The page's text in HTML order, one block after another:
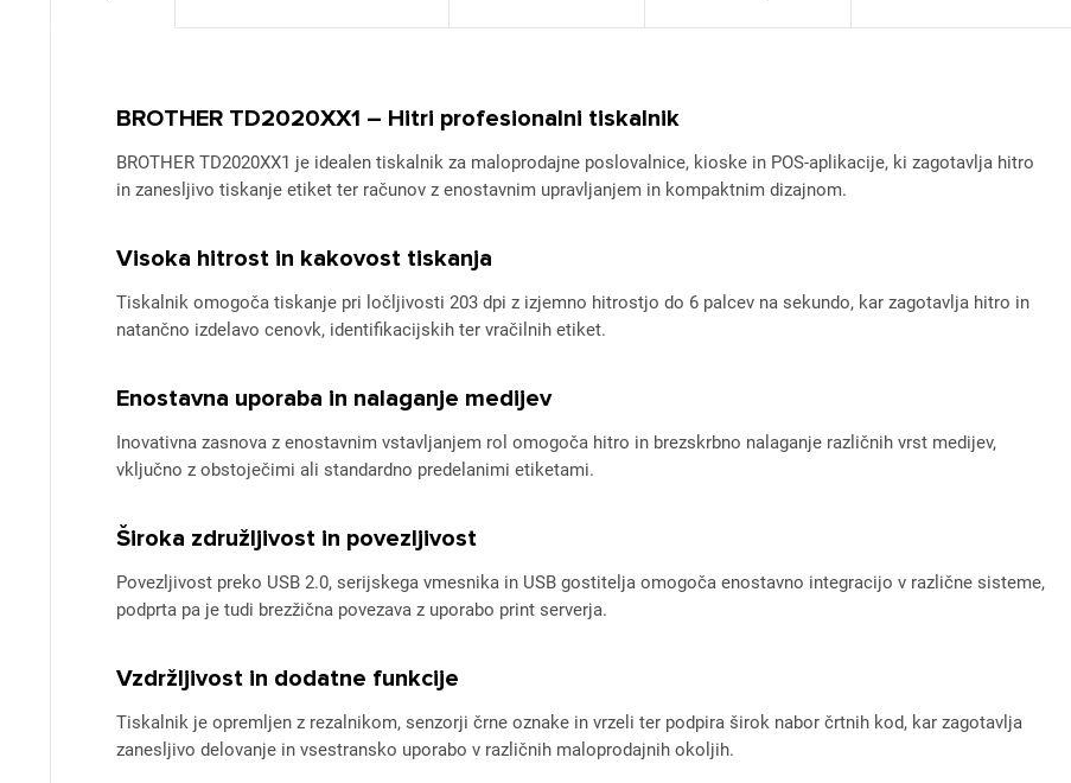
BROTHER TD2020XX1 – Hitri profesionalni tiskalnik
BROTHER TD2020XX1 je idealen tiskalnik za maloprodajne poslovalnice, kioske in POS-aplikacije, ki zagotavlja hitro
in zanesljivo tiskanje etiket ter računov z enostavnim upravljanjem in kompaktnim dizajnom.
Visoka hitrost in kakovost tiskanja
Tiskalnik omogoča tiskanje pri ločljivosti 203 dpi z izjemno hitrostjo do 6 palcev na sekundo, kar zagotavlja hitro in
natančno izdelavo cenovk, identifikacijskih ter vračilnih etiket.
Enostavna uporaba in nalaganje medijev
Inovativna zasnova z enostavnim vstavljanjem rol omogoča hitro in brezskrbno nalaganje različnih vrst medijev,
vključno z obstoječimi ali standardno predelanimi etiketami.
Široka združljivost in povezljivost
Povezljivost preko USB 2.0, serijskega vmesnika in USB gostitelja omogoča enostavno integracijo v različne sisteme,
podprta pa je tudi brezžična povezava z uporabo print serverja.
Vzdržljivost in dodatne funkcije
Tiskalnik je opremljen z rezalnikom, senzorji črne oznake in vrzeli ter podpira širok nabor črtnih kod, kar zagotavlja
zanesljivo delovanje in vsestransko uporabo v različnih maloprodajnih okoljih.